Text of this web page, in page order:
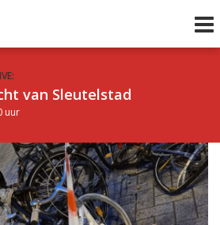
van Sleutelstad
uur
uur 1 van 0 Volgend uur